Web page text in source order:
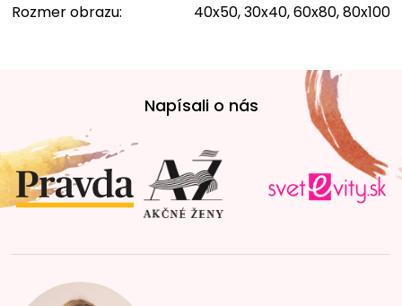
Rozmer obrazu: 40x50, 30x40, 60x80, 80x100
t
i
e
Napísali o nás